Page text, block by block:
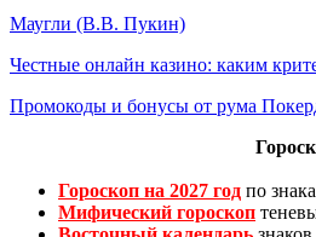
Маугли (В.В. Пукин)
Честные онлайн казино: каким
Промокоды и бонусы от рума
Гороскоп на 2027 год по
Мифический гороскоп